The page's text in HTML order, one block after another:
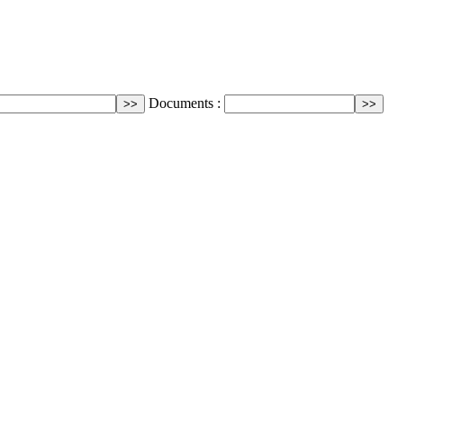
Documents :